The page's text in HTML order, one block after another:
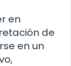
en
de
en un